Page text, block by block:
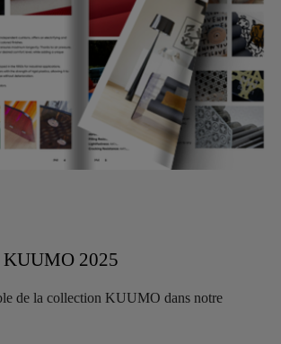
2025
de la collection KUUMO dans notre